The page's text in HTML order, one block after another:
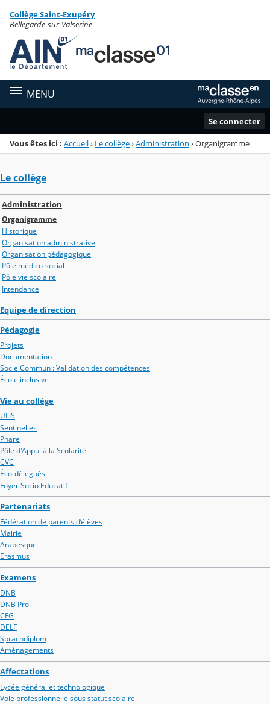
Menu de la rubrique
Contenu
Collège Saint-Exupéry
Bellegarde-sur-Valserine
MENU
Se connecter
Vous êtes ici : Accueil› Le collège›Administration ›Organigramme
Le collège
Administration
Organigramme
Historique
Organisation administrative
Organisation pédagogique
Pôle médico-social
Pôle vie scolaire
Intendance
Equipe de direction
Pédagogie
Projets
Documentation
Socle Commun : Validation des compétences
École inclusive
Vie au collège
ULIS
Sentinelles
Phare
Pôle d'Appui à la Scolarité
CVC
Éco-délégués
Foyer Socio Educatif
Partenariats
Fédération de parents d’élèves
Mairie
Arabesque
Erasmus
Examens
DNB
DNB Pro
CFG
DELF
Sprachdiplom
Aménagements
Affectations
Lycée général et technologique
Voie professionnelle sous statut scolaire